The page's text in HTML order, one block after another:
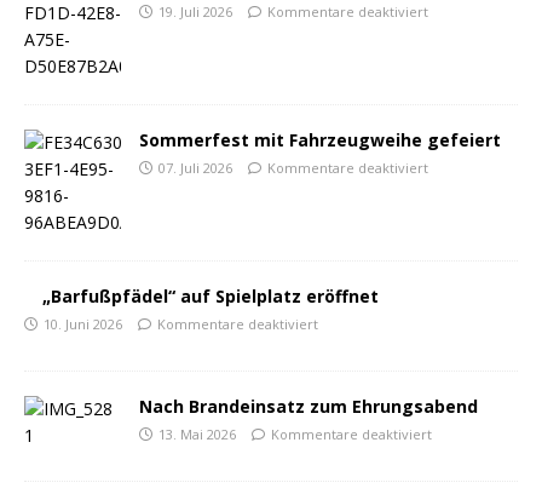
19. Juli 2026 Kommentare deaktiviert
Sommerfest mit Fahrzeugweihe gefeiert
07. Juli 2026 Kommentare deaktiviert
„Barfußpfädel“ auf Spielplatz eröffnet
10. Juni 2026 Kommentare deaktiviert
Nach Brandeinsatz zum Ehrungsabend
13. Mai 2026 Kommentare deaktiviert